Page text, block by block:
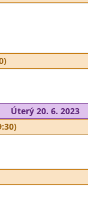
Úterý 20. 6. 2023